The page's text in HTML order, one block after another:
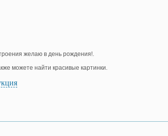
желаю в день рождения!.
можете найти красивые картинки.